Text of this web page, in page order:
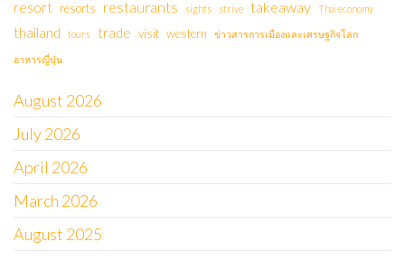
resort resorts restaurants sights strive takeaway Thai economy
thailand tours trade visit western ข่าวสารการเมืองและเศรษฐกิจโลก
อาหารญี่ปุ่น
August 2026
July 2026
April 2026
March 2026
August 2025